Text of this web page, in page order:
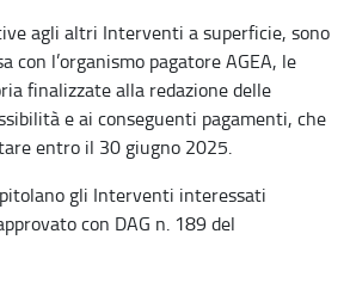
agli altri Interventi a superficie, sono
con l’organismo pagatore AGEA, le
finalizzate alla redazione delle
e ai conseguenti pagamenti, che
entro il 30 giugno 2025.
gli Interventi interessati
con DAG n. 189 del